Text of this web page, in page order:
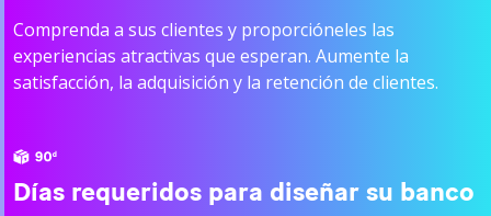
Comprenda a sus clientes y proporcióneles las
experiencias atractivas que esperan. Aumente la
satisfacción, la adquisición y la retención de clientes.
Días requeridos para diseñar su banco